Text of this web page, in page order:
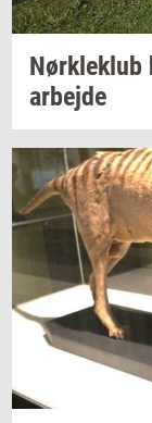
Nørk­le­klub
ar­bej­de